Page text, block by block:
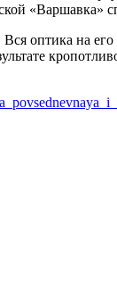
«Варшавка»
оптика на